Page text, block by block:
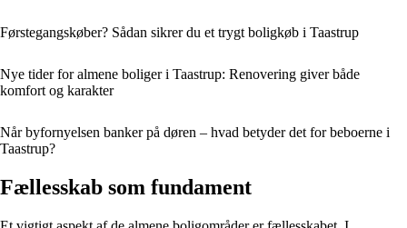
Førstegangskøber? Sådan sikrer du et trygt boligkøb i Taastrup
Nye tider for almene boliger i Taastrup: Renovering giver både
komfort og karakter
Når byfornyelsen banker på døren – hvad betyder det for beboerne i
Taastrup?
Fællesskab som fundament